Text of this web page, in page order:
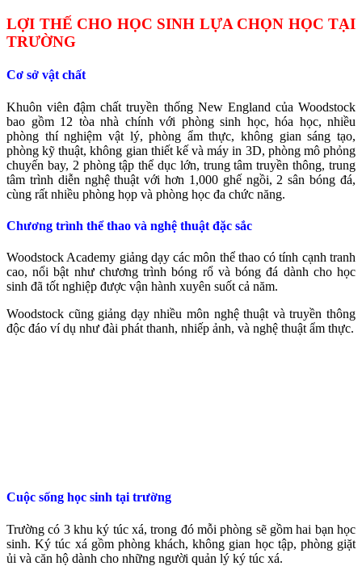
LỢI THẾ CHO HỌC SINH LỰA CHỌN HỌC TẠI
TRƯỜNG
Cơ sở vật chất
Khuôn viên đậm chất truyền thống New England của Woodstock
bao gồm 12 tòa nhà chính với phòng sinh học, hóa học, nhiều
phòng thí nghiệm vật lý, phòng ẩm thực, không gian sáng tạo,
phòng kỹ thuật, không gian thiết kế và máy in 3D, phòng mô phỏng
chuyến bay, 2 phòng tập thể dục lớn, trung tâm truyền thông, trung
tâm trình diễn nghệ thuật với hơn 1,000 ghế ngồi, 2 sân bóng đá,
cùng rất nhiều phòng họp và phòng học đa chức năng.
Chương trình thể thao và nghệ thuật đặc sắc
Woodstock Academy giảng dạy các môn thể thao có tính cạnh tranh
cao, nổi bật như chương trình bóng rổ và bóng đá dành cho học
sinh đã tốt nghiệp được vận hành xuyên suốt cả năm.
Woodstock cũng giảng dạy nhiều môn nghệ thuật và truyền thông
độc đáo ví dụ như đài phát thanh, nhiếp ảnh, và nghệ thuật ẩm thực.
Cuộc sống học sinh tại trường
Trường có 3 khu ký túc xá, trong đó mỗi phòng sẽ gồm hai bạn học
sinh. Ký túc xá gồm phòng khách, không gian học tập, phòng giặt
ủi và căn hộ dành cho những người quản lý ký túc xá.